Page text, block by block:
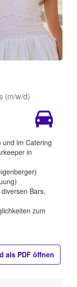
(m/w/d)
im Catering
in
Bars,
zum
als PDF öffnen